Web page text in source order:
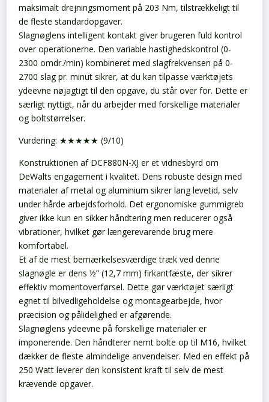
maksimalt drejningsmoment på 203 Nm, tilstrækkeligt til
de fleste standardopgaver.
Slagnøglens intelligent kontakt giver brugeren fuld kontrol
over operationerne. Den variable hastighedskontrol (0-
2300 omdr./min) kombineret med slagfrekvensen på 0-
2700 slag pr. minut sikrer, at du kan tilpasse værktøjets
ydeevne nøjagtigt til den opgave, du står over for. Dette er
særligt nyttigt, når du arbejder med forskellige materialer
og boltstørrelser.
Vurdering: ★★★★★ (9/10)
Konstruktionen af DCF880N-XJ er et vidnesbyrd om
DeWalts engagement i kvalitet. Dens robuste design med
materialer af metal og aluminium sikrer lang levetid, selv
under hårde arbejdsforhold. Det ergonomiske gummigreb
giver ikke kun en sikker håndtering men reducerer også
vibrationer, hvilket gør længerevarende brug mere
komfortabel.
Et af de mest bemærkelsesværdige træk ved denne
slagnøgle er dens ½” (12,7 mm) firkantfæste, der sikrer
effektiv momentoverførsel. Dette gør værktøjet særligt
egnet til bilvedligeholdelse og montagearbejde, hvor
præcision og pålidelighed er afgørende.
Slagnøglens ydeevne på forskellige materialer er
imponerende. Den håndterer nemt bolte op til M16, hvilket
dækker de fleste almindelige anvendelser. Med en effekt på
250 Watt leverer den konsistent kraft til selv de mest
krævende opgaver.